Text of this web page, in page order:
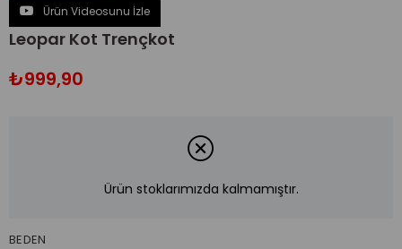
Ürün Videosunu İzle
Leopar Kot Trençkot
₺999,90
Ürün stoklarımızda kalmamıştır.
BEDEN